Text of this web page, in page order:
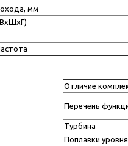
мм
Отличие
Перечень
Турбина
Поплавки